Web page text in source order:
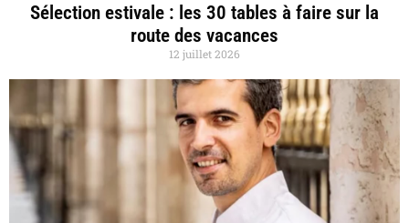
Sélection estivale : les 30 tables à faire sur la
route des vacances
12 juillet 2026